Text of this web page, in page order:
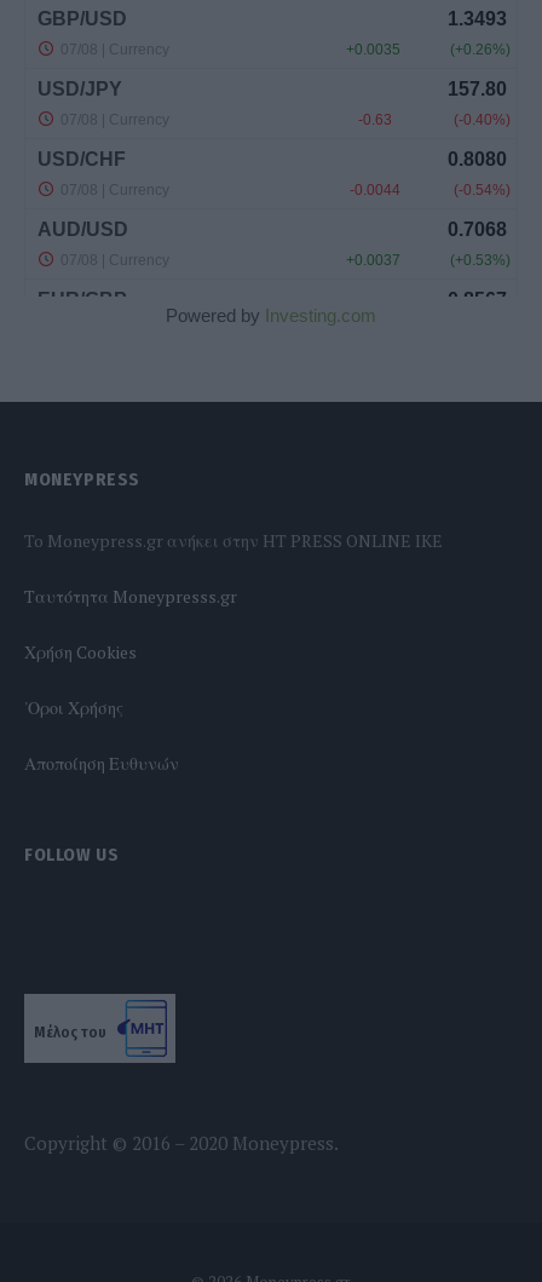
Powered by Investing.com
MONEYPRESS
To Moneypress.gr ανήκει στην HT PRESS ONLINE IKE
Tαυτότητα Moneypresss.gr
Χρήση Cookies
'Οροι Χρήσης
Αποποίηση Ευθυνών
FOLLOW US
Μέλος του
Copyright © 2016 – 2020 Moneypress.